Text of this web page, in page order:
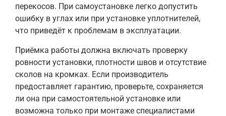
перекосов. При самоустановке легко допустить
ошибку в углах или при установке уплотнителей,
что приведёт к проблемам в эксплуатации.
Приёмка работы должна включать проверку
ровности установки, плотности швов и отсутствие
сколов на кромках. Если производитель
предоставляет гарантию, проверьте, сохраняется
ли она при самостоятельной установке или
возможна только при монтаже специалистами